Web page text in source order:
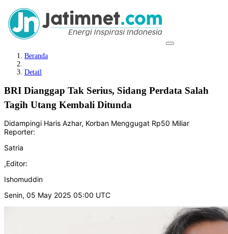
Beranda
Detail
BRI Dianggap Tak Serius, Sidang Perdata Salah
Tagih Utang Kembali Ditunda
Didampingi Haris Azhar, Korban Menggugat Rp50 Miliar
Reporter:
Satria
,Editor:
Ishomuddin
Senin, 05 May 2025 05:00 UTC